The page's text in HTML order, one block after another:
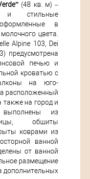
(48 кв. м) –
и стильные
в
цвета.
Alpine 103, Dei
предусмотрена
печью и
кроватью с
на юго-
расположенный
на город и
из
обшиты
коврами из
ванной
от ванной
размещение
дополнительных